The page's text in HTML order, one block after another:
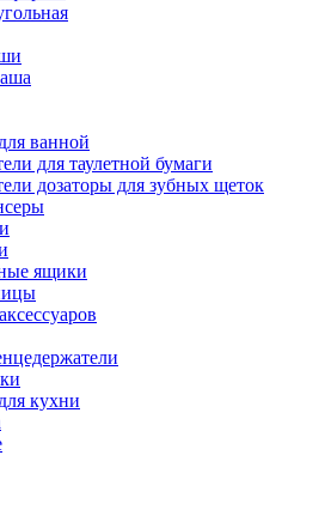
ванной
для таулетной бумаги
дозаторы для зубных щеток
ящики
кухни